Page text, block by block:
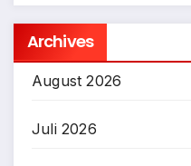
Archives
August 2026
Juli 2026